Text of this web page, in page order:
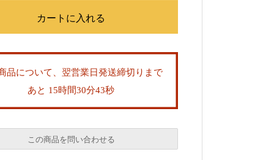
品について、翌営業日発送締切りまで
あと 15時間30分42秒
この商品を問い合わせる